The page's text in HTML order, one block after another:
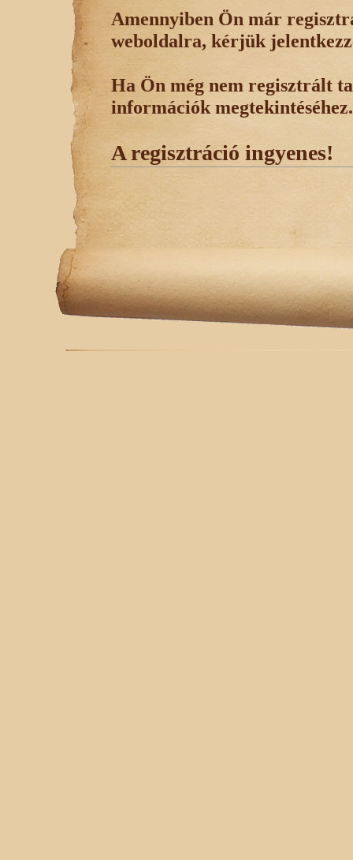
Amennyiben Ön már
weboldalra, kérjük
Ha Ön még nem regisztrált
információk megtekintéséhez.
A regisztráció ingyenes!